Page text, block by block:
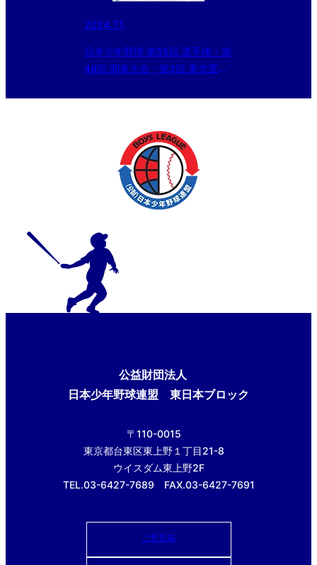
2024.7.1
日本少年野球 第55回 選手権・第
49回 関東大会・第3回 東北選抜
結果
公益財団法人
日本少年野球連盟 東日本ブロック
〒110-0015
東京都台東区東上野１丁目21-8
ウイスダム東上野2F
TEL.03-6427-7689 FAX.03-6427-7691
ご意見箱